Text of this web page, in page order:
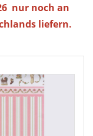
nur noch an
liefern.